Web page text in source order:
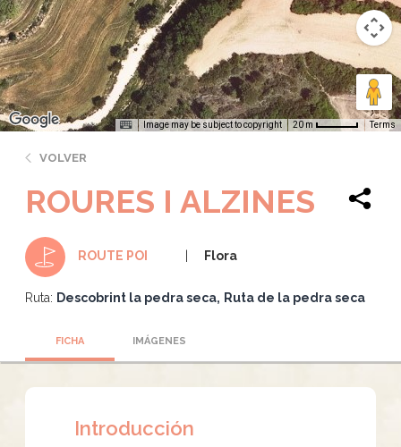
Image may be subject to copyright 20 m Terms
VOLVER
ROURES I ALZINES
ROUTE POI Flora
Ruta: Descobrint la pedra seca Ruta de la pedra seca
FICHA IMÁGENES
Introducción